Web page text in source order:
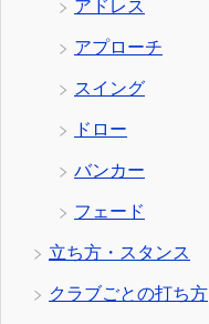
アドレス
アプローチ
スイング
ドロー
バンカー
フェード
立ち方・スタンス
クラブごとの打ち方